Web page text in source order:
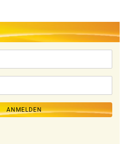
ANMELDEN